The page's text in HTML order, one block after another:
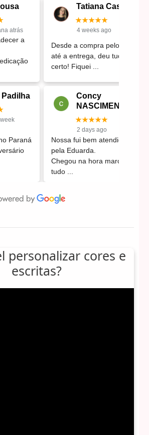
atrás
a
Tatiana Castro
★★★★★
4 weeks ago
Desde a compra pelo site
até a entrega, deu tudo
certo! Fiquei
Paraná
Concy
NASCIMENTO
★★★★★
2 days ago
Nossa fui bem atendida
pela Eduarda.
Chegou na hora marcada
tudo
personalizar cores e
escritas?